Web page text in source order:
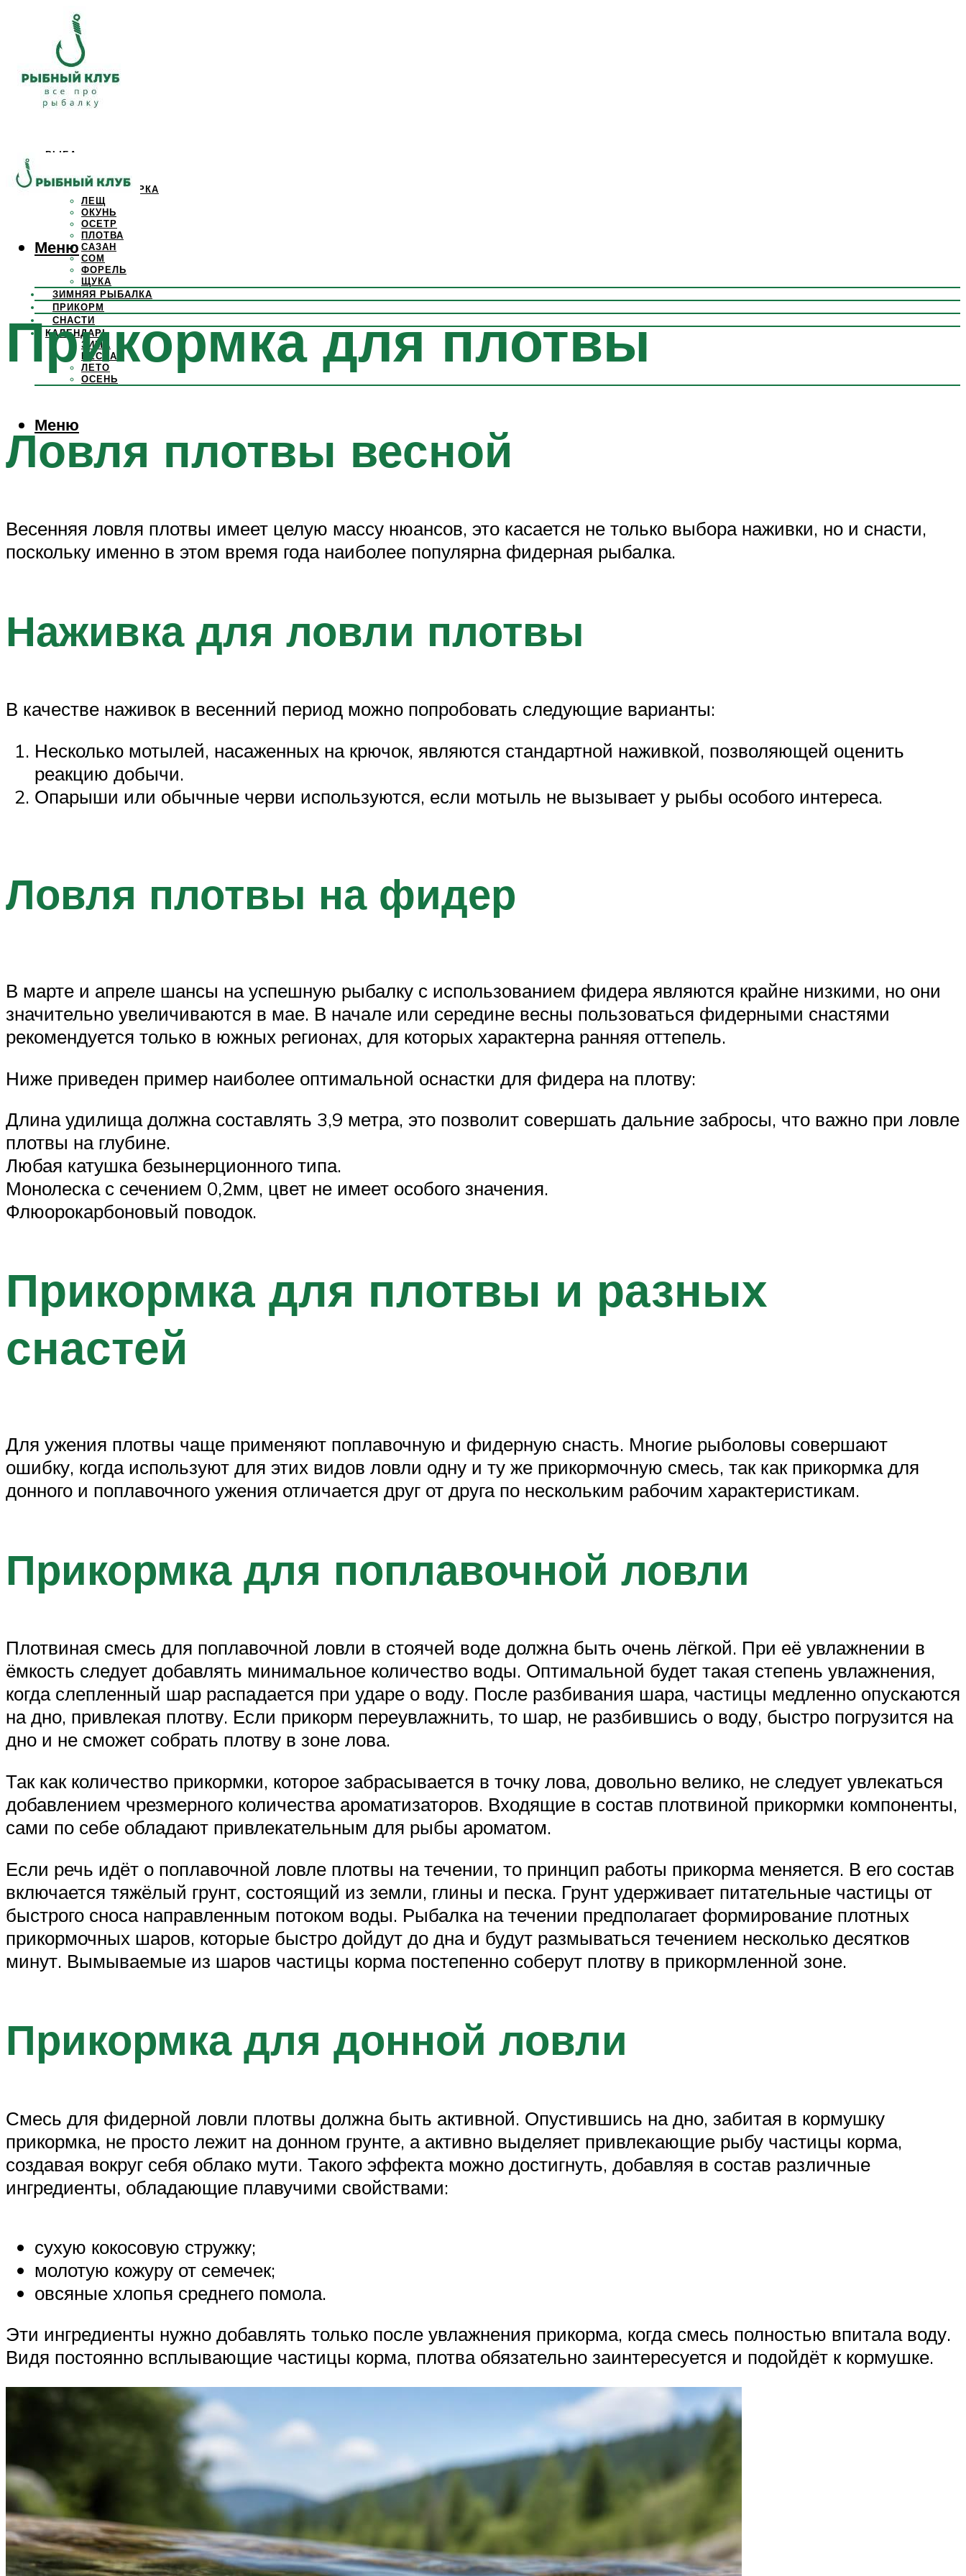
РЫБА
КАРП
КРАСНОПЕРКА
ЛЕЩ
ОКУНЬ
ОСЕТР
ПЛОТВА
САЗАН
СОМ
ФОРЕЛЬ
ЩУКА
ЗИМНЯЯ РЫБАЛКА
ПРИКОРМ
СНАСТИ
КАЛЕНДАРЬ
ЗИМА
ВЕСНА
ЛЕТО
ОСЕНЬ
Меню
Меню
Прикормка для плотвы
Ловля плотвы весной
Весенняя ловля плотвы имеет целую массу нюансов, это касается не только выбора наживки, но и снасти,
поскольку именно в этом время года наиболее популярна фидерная рыбалка.
Наживка для ловли плотвы
В качестве наживок в весенний период можно попробовать следующие варианты:
Несколько мотылей, насаженных на крючок, являются стандартной наживкой, позволяющей оценить
реакцию добычи.
Опарыши или обычные черви используются, если мотыль не вызывает у рыбы особого интереса.
Ловля плотвы на фидер
В марте и апреле шансы на успешную рыбалку с использованием фидера являются крайне низкими, но они
значительно увеличиваются в мае. В начале или середине весны пользоваться фидерными снастями
рекомендуется только в южных регионах, для которых характерна ранняя оттепель.
Ниже приведен пример наиболее оптимальной оснастки для фидера на плотву:
Длина удилища должна составлять 3,9 метра, это позволит совершать дальние забросы, что важно при ловле
плотвы на глубине.
Любая катушка безынерционного типа.
Монолеска с сечением 0,2мм, цвет не имеет особого значения.
Флюорокарбоновый поводок.
Прикормка для плотвы и разных
снастей
Для ужения плотвы чаще применяют поплавочную и фидерную снасть. Многие рыболовы совершают
ошибку, когда используют для этих видов ловли одну и ту же прикормочную смесь, так как прикормка для
донного и поплавочного ужения отличается друг от друга по нескольким рабочим характеристикам.
Прикормка для поплавочной ловли
Плотвиная смесь для поплавочной ловли в стоячей воде должна быть очень лёгкой. При её увлажнении в
ёмкость следует добавлять минимальное количество воды. Оптимальной будет такая степень увлажнения,
когда слепленный шар распадается при ударе о воду. После разбивания шара, частицы медленно опускаются
на дно, привлекая плотву. Если прикорм переувлажнить, то шар, не разбившись о воду, быстро погрузится на
дно и не сможет собрать плотву в зоне лова.
Так как количество прикормки, которое забрасывается в точку лова, довольно велико, не следует увлекаться
добавлением чрезмерного количества ароматизаторов. Входящие в состав плотвиной прикормки компоненты,
сами по себе обладают привлекательным для рыбы ароматом.
Если речь идёт о поплавочной ловле плотвы на течении, то принцип работы прикорма меняется. В его состав
включается тяжёлый грунт, состоящий из земли, глины и песка. Грунт удерживает питательные частицы от
быстрого сноса направленным потоком воды. Рыбалка на течении предполагает формирование плотных
прикормочных шаров, которые быстро дойдут до дна и будут размываться течением несколько десятков
минут. Вымываемые из шаров частицы корма постепенно соберут плотву в прикормленной зоне.
Прикормка для донной ловли
Смесь для фидерной ловли плотвы должна быть активной. Опустившись на дно, забитая в кормушку
прикормка, не просто лежит на донном грунте, а активно выделяет привлекающие рыбу частицы корма,
создавая вокруг себя облако мути. Такого эффекта можно достигнуть, добавляя в состав различные
ингредиенты, обладающие плавучими свойствами:
сухую кокосовую стружку;
молотую кожуру от семечек;
овсяные хлопья среднего помола.
Эти ингредиенты нужно добавлять только после увлажнения прикорма, когда смесь полностью впитала воду.
Видя постоянно всплывающие частицы корма, плотва обязательно заинтересуется и подойдёт к кормушке.